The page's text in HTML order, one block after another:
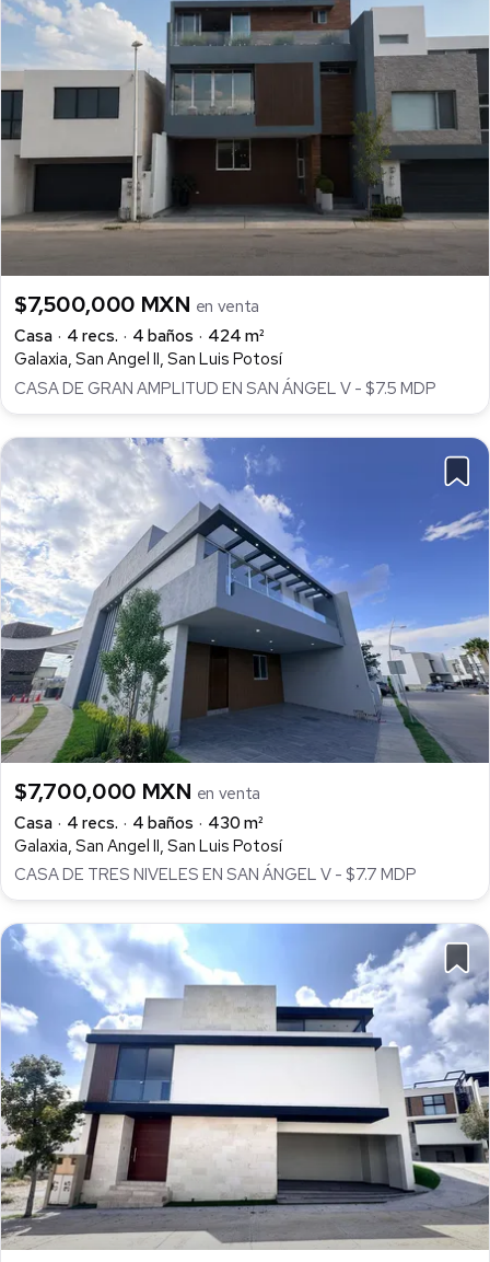
$7,500,000 MXN en venta
Casa
4 recs. 4 baños
424 m²
Galaxia, San Angel II, San Luis Potosí
CASA DE GRAN AMPLITUD EN SAN ÁNGEL V - $7.5 MDP
$7,700,000 MXN en venta
Casa
4 recs. 4 baños
430 m²
Galaxia, San Angel II, San Luis Potosí
CASA DE TRES NIVELES EN SAN ÁNGEL V - $7.7 MDP